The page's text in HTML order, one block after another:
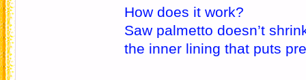
How does it work?
Saw palmetto doesn’t
the inner lining that puts